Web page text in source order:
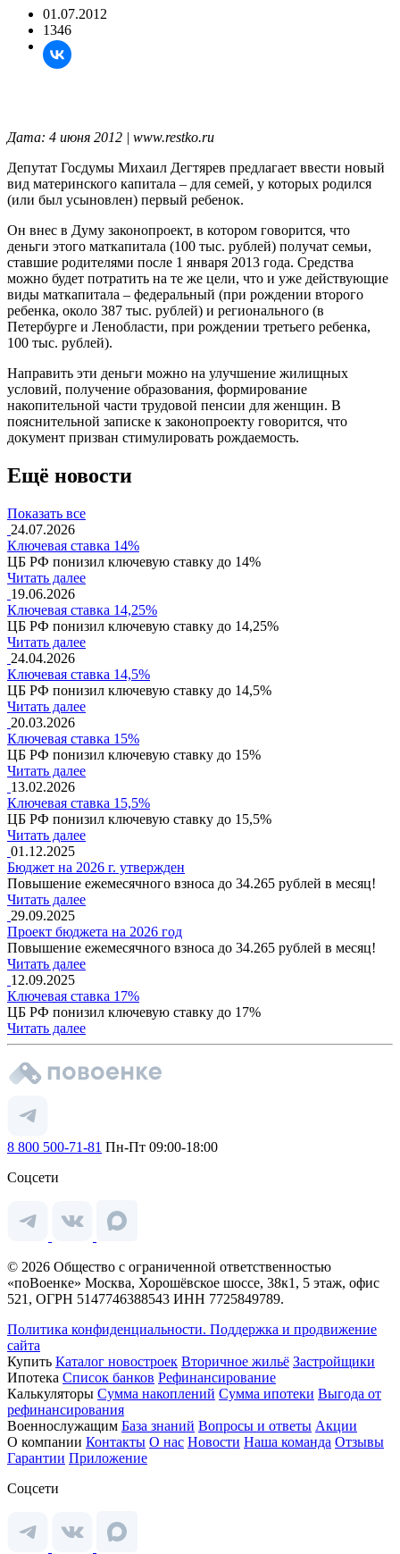
01.07.2012
1346
Дата: 4 июня 2012 | www.restko.ru
Депутат Госдумы Михаил Дегтярев предлагает ввести новый
вид материнского капитала – для семей, у которых родился
(или был усыновлен) первый ребенок.
Он внес в Думу законопроект, в котором говорится, что
деньги этого маткапитала (100 тыс. рублей) получат семьи,
ставшие родителями после 1 января 2013 года. Средства
можно будет потратить на те же цели, что и уже действующие
виды маткапитала – федеральный (при рождении второго
ребенка, около 387 тыс. рублей) и регионального (в
Петербурге и Ленобласти, при рождении третьего ребенка,
100 тыс. рублей).
Направить эти деньги можно на улучшение жилищных
условий, получение образования, формирование
накопительной части трудовой пенсии для женщин. В
пояснительной записке к законопроекту говорится, что
документ призван стимулировать рождаемость.
Ещё новости
Показать все
24.07.2026
Ключевая ставка 14%
ЦБ РФ понизил ключевую ставку до 14%
Читать далее
19.06.2026
Ключевая ставка 14,25%
ЦБ РФ понизил ключевую ставку до 14,25%
Читать далее
24.04.2026
Ключевая ставка 14,5%
ЦБ РФ понизил ключевую ставку до 14,5%
Читать далее
20.03.2026
Ключевая ставка 15%
ЦБ РФ понизил ключевую ставку до 15%
Читать далее
13.02.2026
Ключевая ставка 15,5%
ЦБ РФ понизил ключевую ставку до 15,5%
Читать далее
01.12.2025
Бюджет на 2026 г. утвержден
Повышение ежемесячного взноса до 34.265 рублей в месяц!
Читать далее
29.09.2025
Проект бюджета на 2026 год
Повышение ежемесячного взноса до 34.265 рублей в месяц!
Читать далее
12.09.2025
Ключевая ставка 17%
ЦБ РФ понизил ключевую ставку до 17%
Читать далее
8 800 500-71-81 Пн-Пт 09:00-18:00
Соцсети
© 2026 Общество с ограниченной ответственностью
«поВоенке» Москва, Хорошёвское шоссе, 38к1, 5 этаж, офис
521, ОГРН 5147746388543 ИНН 7725849789.
Политика конфиденциальности. Поддержка и продвижение
сайта
Купить Каталог новостроек Вторичное жильё Застройщики
Ипотека Список банков Рефинансирование
Калькуляторы Сумма накоплений Сумма ипотеки Выгода от
рефинансирования
Военнослужащим База знаний Вопросы и ответы Акции
О компании Контакты О нас Новости Наша команда Отзывы
Гарантии Приложение
Соцсети